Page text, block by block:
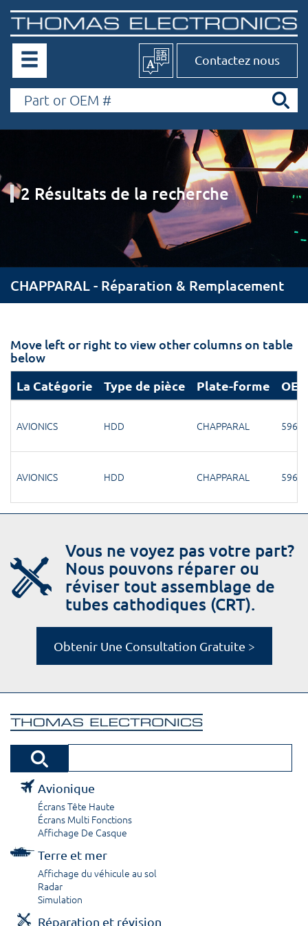
Contactez nous
2 Résultats de la recherche
CHAPPARAL - Réparation & Remplacement
Move left or right to view other columns on table
below
La Catégorie
Type de pièce Plate-forme
AVIONICS HDD CHAPPARAL
AVIONICS HDD CHAPPARAL
Vous ne voyez pas votre part?
Nous pouvons réparer ou
réviser tout assemblage de
tubes cathodiques (CRT).
Obtenir Une Consultation Gratuite >
Avionique
Écrans Tête Haute
Écrans Multi Fonctions
Affichage De Casque
Terre et mer
Affichage du véhicule au sol
Radar
Simulation
Réparation et révision